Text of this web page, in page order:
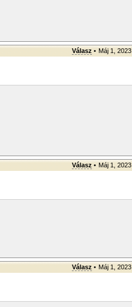
Válasz • Máj 1, 2023
Válasz • Máj 1, 2023
Válasz • Máj 1, 2023